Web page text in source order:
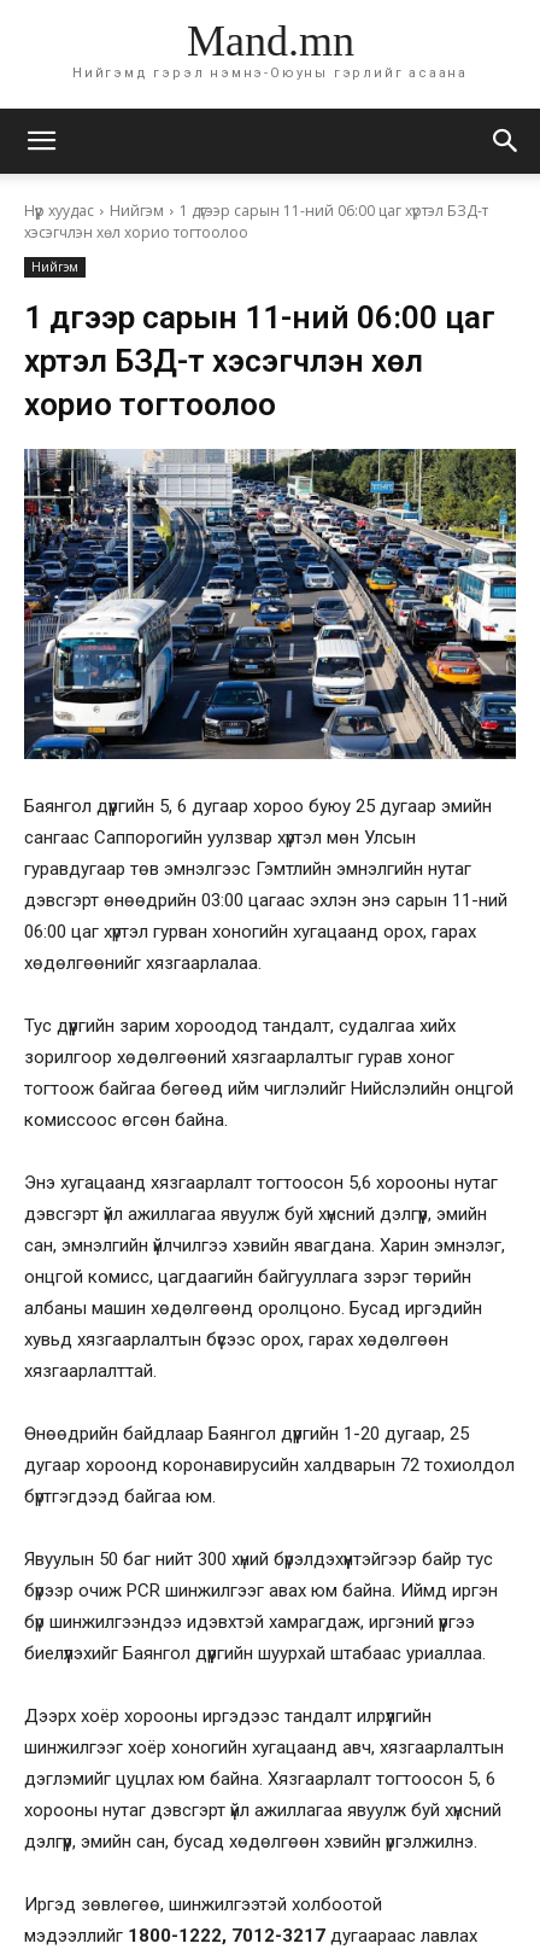
Mand.mn
Нийгэмд гэрэл нэмнэ-Оюуны гэрлийг асаана
Нүүр хуудас Нийгэм
1 дүгээр сарын 11-ний 06:00 цаг хүртэл БЗД-т
хэсэгчлэн хөл хорио тогтоолоо
Нийгэм
1 дүгээр сарын 11-ний 06:00 цаг
хүртэл БЗД-т хэсэгчлэн хөл
хорио тогтоолоо
Баянгол дүүргийн 5, 6 дугаар хороо буюу 25 дугаар эмийн
сангаас Саппорогийн уулзвар хүртэл мөн Улсын
гуравдугаар төв эмнэлгээс Гэмтлийн эмнэлгийн нутаг
дэвсгэрт өнөөдрийн 03:00 цагаас эхлэн энэ сарын 11-ний
06:00 цаг хүртэл гурван хоногийн хугацаанд орох, гарах
хөдөлгөөнийг хязгаарлалаа.
Тус дүүргийн зарим хороодод тандалт, судалгаа хийх
зорилгоор хөдөлгөөний хязгаарлалтыг гурав хоног
тогтоож байгаа бөгөөд ийм чиглэлийг Нийслэлийн онцгой
комиссоос өгсөн байна.
Энэ хугацаанд хязгаарлалт тогтоосон 5,6 хорооны нутаг
дэвсгэрт үйл ажиллагаа явуулж буй хүнсний дэлгүүр, эмийн
сан, эмнэлгийн үйлчилгээ хэвийн явагдана. Харин эмнэлэг,
онцгой комисс, цагдаагийн байгууллага зэрэг төрийн
албаны машин хөдөлгөөнд оролцоно. Бусад иргэдийн
хувьд хязгаарлалтын бүсээс орох, гарах хөдөлгөөн
хязгаарлалттай.
Өнөөдрийн байдлаар Баянгол дүүргийн 1-20 дугаар, 25
дугаар хороонд коронавирусийн халдварын 72 тохиолдол
бүртгэгдээд байгаа юм.
Явуулын 50 баг нийт 300 хүний бүрэлдэхүүнтэйгээр байр тус
бүрээр очиж PCR шинжилгээг авах юм байна. Иймд иргэн
бүр шинжилгээндээ идэвхтэй хамрагдаж, иргэний үүргээ
биелүүлэхийг Баянгол дүүргийн шуурхай штабаас уриаллаа.
Дээрх хоёр хорооны иргэдээс тандалт илрүүлгийн
шинжилгээг хоёр хоногийн хугацаанд авч, хязгаарлалтын
дэглэмийг цуцлах юм байна. Хязгаарлалт тогтоосон 5, 6
хорооны нутаг дэвсгэрт үйл ажиллагаа явуулж буй хүнсний
дэлгүүр, эмийн сан, бусад хөдөлгөөн хэвийн үргэлжилнэ.
Иргэд зөвлөгөө, шинжилгээтэй холбоотой
мэдээллийг 1800-1222, 7012-3217 дугаараас лавлах